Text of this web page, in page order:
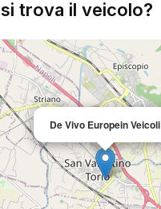
trova il veicolo?
De Vivo Europein Veicoli